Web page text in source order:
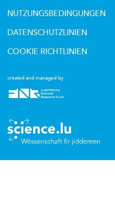
created and managed by
NUTZUNGSBEDINGUNGEN
DATENSCHUTZLINIEN
COOKIE RICHTLINIEN